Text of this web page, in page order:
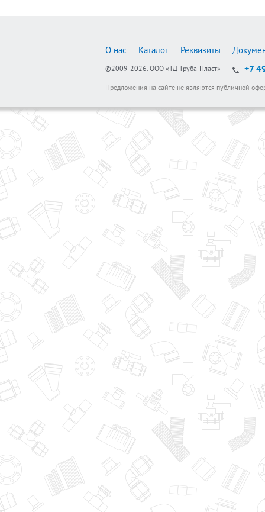
О нас Каталог Реквизиты
©2009-2026. ООО «ТД Труба-Пласт» +7
Предложения на сайте не являются публичной